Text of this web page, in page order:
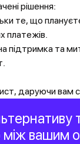
рішення:
те, що
платежів.
підтримка та
даруючи вам
вашим